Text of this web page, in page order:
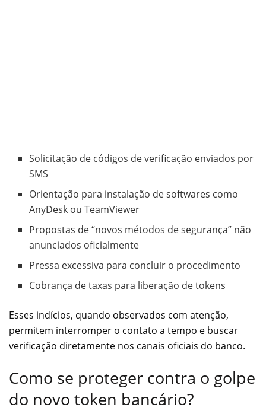
Solicitação de códigos de verificação enviados por
SMS
Orientação para instalação de softwares como
AnyDesk ou TeamViewer
Propostas de “novos métodos de segurança” não
anunciados oficialmente
Pressa excessiva para concluir o procedimento
Cobrança de taxas para liberação de tokens
Esses indícios, quando observados com atenção,
permitem interromper o contato a tempo e buscar
verificação diretamente nos canais oficiais do banco.
Como se proteger contra o golpe
do novo token bancário?